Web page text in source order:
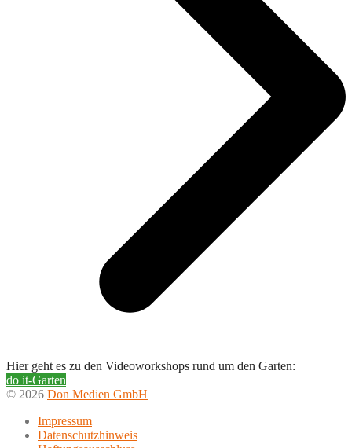
Hier geht es zu den Videoworkshops rund um den Garten:
do it-Garten
© 2026 Don Medien GmbH
Impressum
Datenschutzhinweis